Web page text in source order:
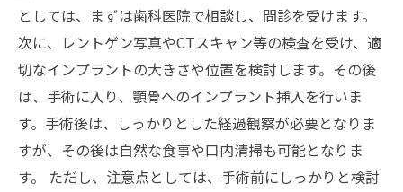
としては、まずは歯科医院で相談し、問診を受けます。
次に、レントゲン写真やCTスキャン等の検査を受け、適
切なインプラントの大きさや位置を検討します。その後
は、手術に入り、顎骨へのインプラント挿入を行いま
す。手術後は、しっかりとした経過観察が必要となりま
すが、その後は自然な食事や口内清掃も可能となりま
す。 ただし、注意点としては、手術前にしっかりと検討